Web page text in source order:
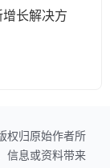
长解决方
权归原始作者所
信息或资料带来